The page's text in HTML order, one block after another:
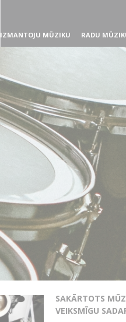
IZMANTOJU MŪZIKU RADU
SAKĀRTOTS
VEIKSMĪGU